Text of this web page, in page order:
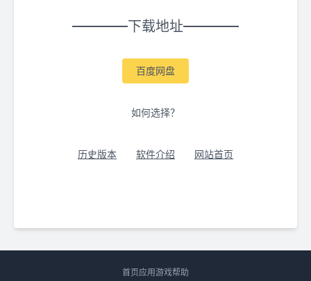
下载地址
百度网盘
如何选择？
历史版本 软件介绍 网站首页
首页应用游戏帮助